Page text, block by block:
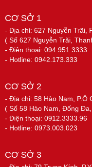
CƠ SỞ 1
- Địa chỉ: 627 Nguyễn Trãi,
( Số 627 Nguyễn Trãi,
- Điện thoại: 094.951.3333
- Hotline: 0942.173.333
CƠ SỞ 2
- Địa chỉ: 58 Hào Nam, P.Ô
( Số 58 Hào Nam, Đống
- Điện thoại: 0912.3333.96
- Hotline: 0973.003.023
CƠ SỞ 3